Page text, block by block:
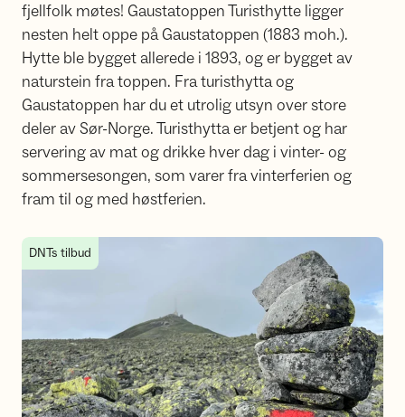
fjellfolk møtes! Gaustatoppen Turisthytte ligger
nesten helt oppe på Gaustatoppen (1883 moh.).
Hytte ble bygget allerede i 1893, og er bygget av
naturstein fra toppen. Fra turisthytta og
Gaustatoppen har du et utrolig utsyn over store
deler av Sør-Norge. Turisthytta er betjent og har
servering av mat og drikke hver dag i vinter- og
sommersesongen, som varer fra vinterferien og
fram til og med høstferien.
Slik kommer du deg til Gaustatoppen Turisthytte
DNTs tilbud